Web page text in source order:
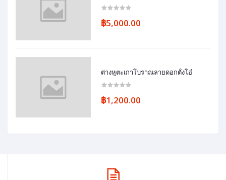
฿5,000.00
ต่างหูตะเกาโบราณลายดอกตั้งโอ๋
฿1,200.00